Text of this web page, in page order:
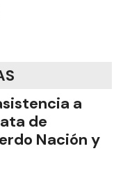
a
de
Nación y